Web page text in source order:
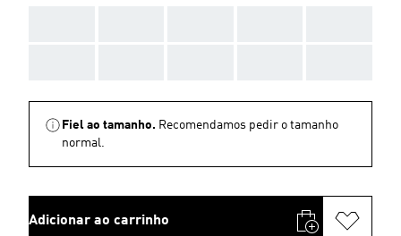
Fiel ao tamanho. Recomendamos pedir o tamanho
normal.
Adicionar ao carrinho